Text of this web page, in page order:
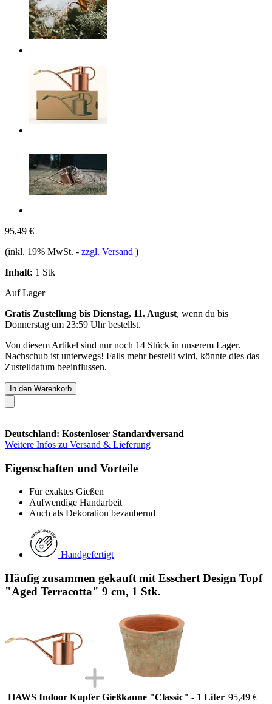
95,49 €
(inkl. 19% MwSt. - zzgl. Versand )
Inhalt: 1 Stk
Auf Lager
Gratis Zustellung bis Dienstag, 11. August, wenn du bis
Donnerstag um 23:59 Uhrbestellst.
Von diesem Artikel sind nur noch 14 Stück in unserem Lager.
Nachschub ist unterwegs! Falls mehr bestellt wird, könnte dies das
Zustelldatum beeinflussen.
In den Warenkorb
Deutschland: Kostenloser Standardversand
Weitere Infos zu Versand & Lieferung
Eigenschaften und Vorteile
Für exaktes Gießen
Aufwendige Handarbeit
Auch als Dekoration bezaubernd
Handgefertigt
Häufig zusammen gekauft mit Esschert Design Topf
"Aged Terracotta" 9 cm, 1 Stk.
HAWS Indoor Kupfer Gießkanne "Classic" - 1 Liter 95,49 €